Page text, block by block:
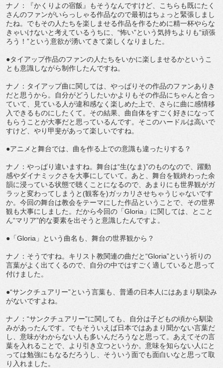
ナノ：『かくりよの宿飯』もそうなんですけど、こちらも既にたく
さんのファンがいらっしゃる作品なので最初はちょっと緊張しまし
たね。でもその人たちを楽しませる作品を作るために精一杯やらな
きゃいけないと考えているうちに、“怖い”という気持ちよりも“頑張
ろう！”という意欲が湧いてきて楽しくなりました。
●タイアップ作品のファンの人たちをいかに楽しませるかというこ
とも意識しながら制作したんですね。
ナノ：タイアップ曲に関しては、やっぱりその作品のファンありき
だと思うから。自分がどうしたいかよりもその作品にちゃんと合っ
ていて、見ている人が違和感なく楽しめた上で、さらに曲に感情移
入できるものにしたくて。その結果、曲自体をすごく好きになって
もらうことが大事だと思っているんです。そこのハードルは高いで
すけど、やり甲斐があって楽しいですね。
●アニメと舞台では、曲を作る上での意識も違ったりする？
ナノ：やっぱり違いますね。舞台は“生(なま)”のものなので、躍動
感やダイナミックさを大事にしていて。あと、舞台を観終わった余
韻に浸っている状態で聴くことになるので、あまりにも世界観がガ
ラッと変わってしまうと(観客を)ガッカリさせちゃうじゃないです
か。今回の舞台は教会をテーマにした作品ということで、その世界
観も大事にしました。だから今回の「Gloria」に関しては、とこと
ん“マリア”的な要素を出そうと意識したんですよ。
●「Gloria」という曲名も、舞台の世界観から？
ナノ：そうですね。キリスト教関連の曲だと“Gloria”という祈りの
言葉がよく出てくるので、自分の中ではすごく適していると思って
付けました。
●“サンクチュアリー”という言葉も、普通の日本人にはあまり馴染み
がないですよね。
ナノ：“サンクチュアリー”に関しても、自分は子どもの頃から馴染
みがあったんです。でもそういえば日本ではあまり聞かない言葉だ
し、意味がわからない人も多いんだろうなと思って。あえてその言
葉を入れることで、より引き立つというか。意味を知らない人にと
っては勉強にもなるだろうし、そういう面でも面白いなと思って取
り入れました。